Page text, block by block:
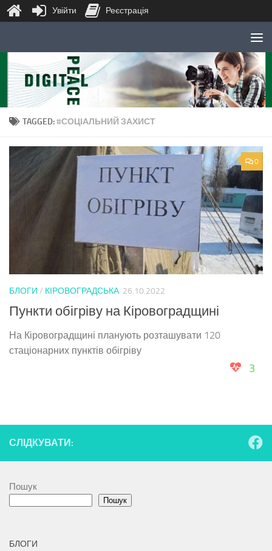
Skip to content
TAGGED:#СОЦІАЛЬНИЙ ЗАХИСТ
0
БЛОГИ / КІРОВОГРАДСЬКА 26.10.2022
Пункти обігріву на Кіровоградщині
На Кіровоградщині планують розташувати 120
стаціонарних пунктів обігріву
3
СЛІДКУВАТИ:
Пошук
Пошук
БЛОГИ
Увійти Реєстрація